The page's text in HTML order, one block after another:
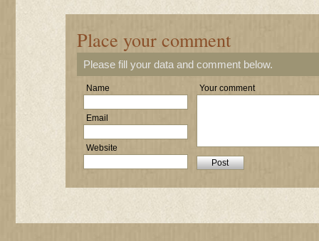
Place your comment
Please fill your data and comment below.
Name
Email
Website
Your comment